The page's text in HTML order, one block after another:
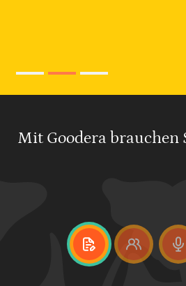
Mit Goodera brauchen